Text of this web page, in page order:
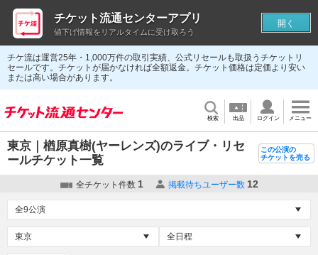
チケ流は運営25年・1,000万件の取引実績、公式リセールも取扱うチケットリ
セールです。チケットが届かなければ全額返金。チケット価格は定価より安い
または高い場合があります。
検索 出品 ログイン メニュー
東京｜楢原真樹(ヤーレンズ)のライブ・リセ
ールチケット一覧
この公演の
チケットを売る
全チケット件数 1 掲載待ちユーザー数 12
チケット流通センターアプリ
値下げ情報をリアルタイムに受け取ろう
開く